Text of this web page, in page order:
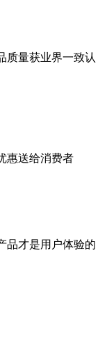
质量获业界一致认
惠送给消费者
品才是用户体验的